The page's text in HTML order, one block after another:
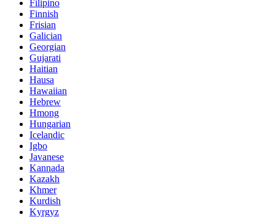
Filipino
Finnish
Frisian
Galician
Georgian
Gujarati
Haitian
Hausa
Hawaiian
Hebrew
Hmong
Hungarian
Icelandic
Igbo
Javanese
Kannada
Kazakh
Khmer
Kurdish
Kyrgyz